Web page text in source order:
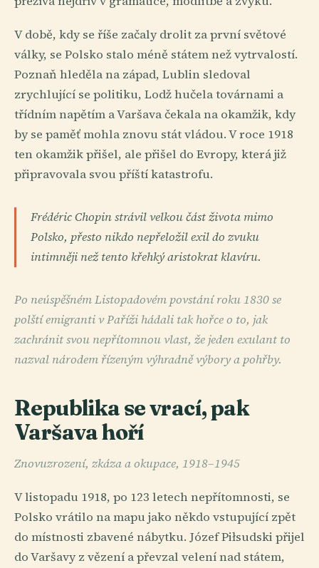
V době, kdy se říše začaly drolit za první světové
války, se Polsko stalo méně státem než vytrvalostí.
Poznaň hleděla na západ, Lublin sledoval
zrychlující se politiku, Lodž hučela továrnami a
třídním napětím a Varšava čekala na okamžik, kdy
by se paměť mohla znovu stát vládou. V roce 1918
ten okamžik přišel, ale přišel do Evropy, která již
připravovala svou příští katastrofu.
Frédéric Chopin strávil velkou část života mimo
Polsko, přesto nikdo nepřeložil exil do zvuku
intimněji než tento křehký aristokrat klavíru.
Po neúspěšném Listopadovém povstání roku 1830 se
polští emigranti v Paříži hádali tak hořce o to, jak
zachránit svou nepřítomnou vlast, že jeden exulant to
nazval národem řízeným výhradně výbory a pohřby.
Republika se vrací, pak
Varšava hoří
Znovuzrození, zkáza a okupace, 1918–1945
V listopadu 1918, po 123 letech nepřítomnosti, se
Polsko vrátilo na mapu jako někdo vstupující zpět
do místnosti zbavené nábytku. Józef Piłsudski přijel
do Varšavy z vězení a převzal velení nad státem,